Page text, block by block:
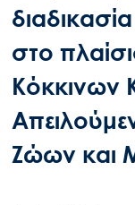
στο
Κόκκινων
Ζώων και